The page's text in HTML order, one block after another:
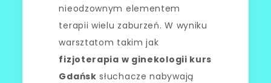
nieodzownym elementem
terapii wielu zaburzeń. W wyniku
warsztatom takim jak
fizjoterapia w ginekologii kurs
Gdańsk słuchacze nabywają